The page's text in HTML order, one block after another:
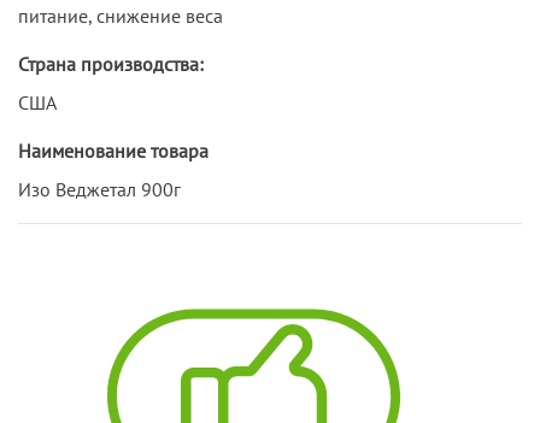
питание, снижение веса
Страна производства:
США
Наименование товара
Изо Веджетал 900г